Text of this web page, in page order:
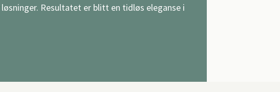
Resultatet er blitt en tidløs eleganse i